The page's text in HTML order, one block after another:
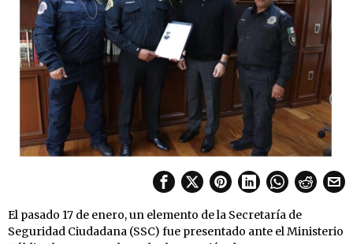
El pasado 17 de enero, un elemento de la Secretaría de
Seguridad Ciudadana (SSC) fue presentado ante el Ministerio